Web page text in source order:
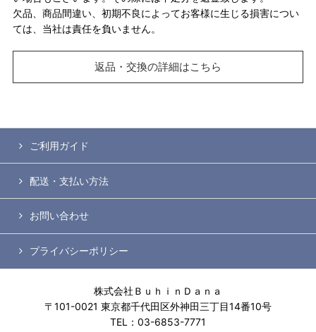
欠品、商品間違い、初期不良によってお客様に生じる損害につい
ては、当社は責任を負いません。
返品・交換の詳細はこちら
ご利用ガイド
配送・支払い方法
お問い合わせ
プライバシーポリシー
株式会社ＢｕｈｉｎＤａｎａ
〒101-0021 東京都千代田区外神田三丁目14番10号
TEL：03-6853-7771